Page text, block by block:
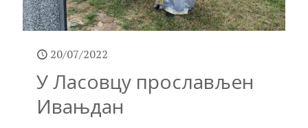
20/07/2022
У Ласовцу прослављен
Ивањдан